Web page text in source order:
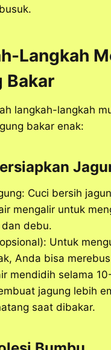
Langkah
Bakar
langkah-langkah
bakar enak:
Cuci bersih
mengalir untuk
debu.
Untuk
Anda bisa
mendidih selama
jagung lebih
saat dibakar.